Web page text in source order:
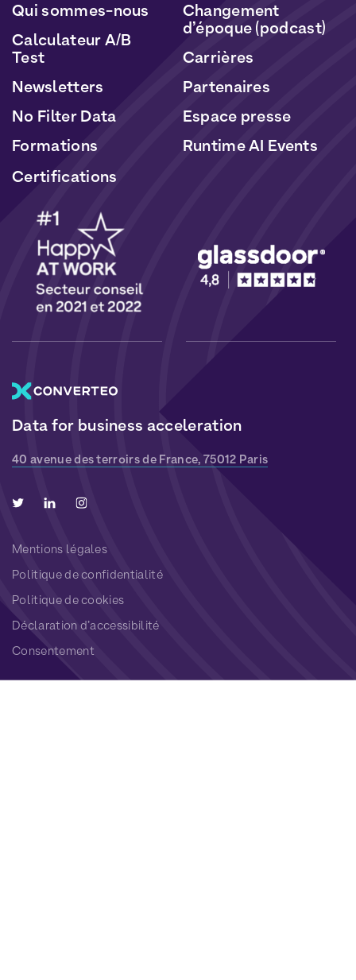
Data for business acceleration
40 avenue des terroirs de France, 75012 Paris
Qui sommes-nous
Calculateur A/B
Test
Newsletters
No Filter Data
Formations
Changement
d’époque (podcast)
Carrières
Partenaires
Espace presse
Runtime AI Events
Certifications
Mentions légales
Politique de confidentialité
Politique de cookies
Déclaration d’accessibilité
Consentement